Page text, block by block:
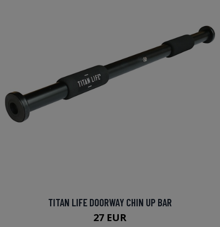
TITAN LIFE DOORWAY CHIN UP BAR
27 EUR